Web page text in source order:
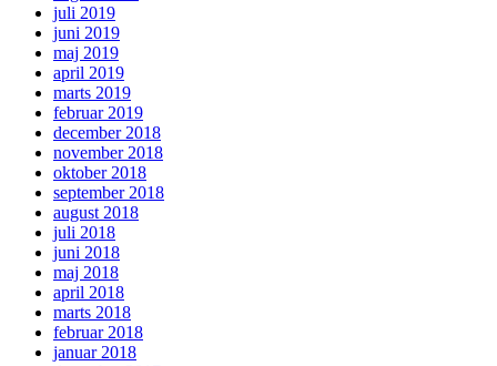
juli 2019
juni 2019
maj 2019
april 2019
marts 2019
februar 2019
december 2018
november 2018
oktober 2018
september 2018
august 2018
juli 2018
juni 2018
maj 2018
april 2018
marts 2018
februar 2018
januar 2018